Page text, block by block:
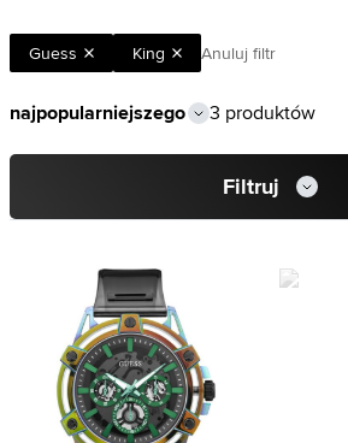
Guess King Anuluj filtr
3 produktów
Filtruj